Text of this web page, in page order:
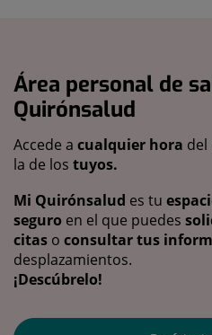
Área personal de
Quirónsalud
Accede a cualquier hora del
la de los tuyos.
Mi Quirónsalud es tu
seguro en el que puedes
citas o consultar tus
desplazamientos.
¡Descúbrelo!